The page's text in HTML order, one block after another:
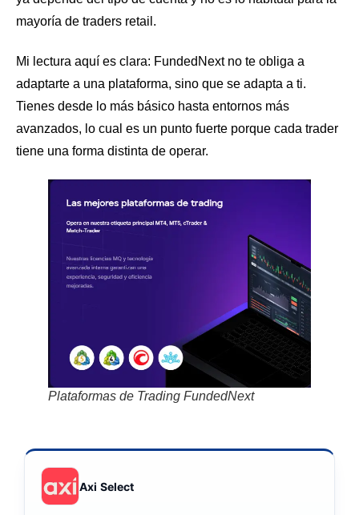
mayoría de traders retail.
Mi lectura aquí es clara: FundedNext no te obliga a
adaptarte a una plataforma, sino que se adapta a ti.
Tienes desde lo más básico hasta entornos más
avanzados, lo cual es un punto fuerte porque cada trader
tiene una forma distinta de operar.
Plataformas de Trading FundedNext
Axi Select